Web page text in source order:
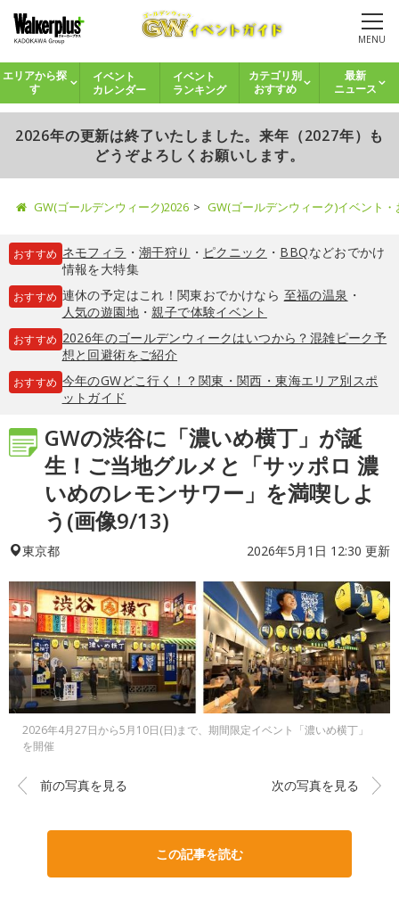
MENU
エリアから探
す
イベント
カレンダー
イベント
ランキング
カテゴリ別
おすすめ
最新
ニュース
2026年の更新は終了いたしました。来年（2027年）も
どうぞよろしくお願いします。
GW(ゴールデンウィーク)2026 GW(ゴールデンウィーク)イベント
おすすめ ネモフィラ ・ 潮干狩り ・ ピクニック ・ BBQなどおでかけ
情報を大特集
おすすめ 連休の予定はこれ！関東おでかけなら 至福の温泉 ・
人気の遊園地・親子で体験イベント
おすすめ 2026年のゴールデンウィークはいつから？混雑ピーク予
想と回避術をご紹介
おすすめ 今年のGWどこ行く！？関東・関西・東海エリア別スポ
ットガイド
GWの渋谷に「濃いめ横丁」が誕
生！ご当地グルメと「サッポロ 濃
いめのレモンサワー」を満喫しよ
う(画像9/13)
東京都 2026年5月1日 12:30 更新
2026年4月27日から5月10日(日)まで、期間限定イベント「濃いめ横丁」
を開催
前の写真を見る 次の写真を見る
この記事を読む